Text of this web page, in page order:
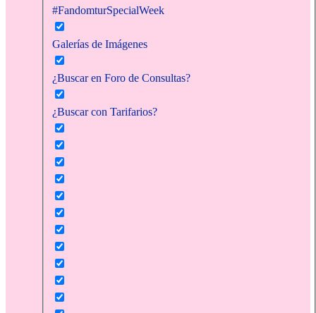
#FandomturSpecialWeek
Galerías de Imágenes
¿Buscar en Foro de Consultas?
¿Buscar con Tarifarios?